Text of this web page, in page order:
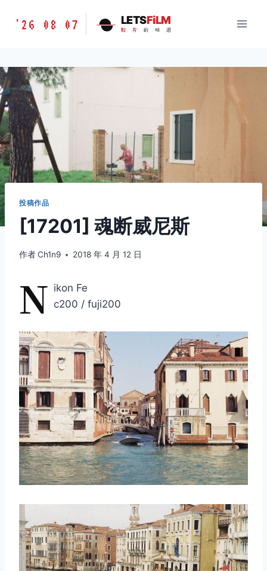
胶
味
道
LETSFILM
'26 08 07 LETSFiLM
胶 片 的 味 道
投稿作品
[17201] 魂断威尼斯
作者Ch1n9 2018 年 4 月 12 日
N ikon Fe
c200 / fuji200